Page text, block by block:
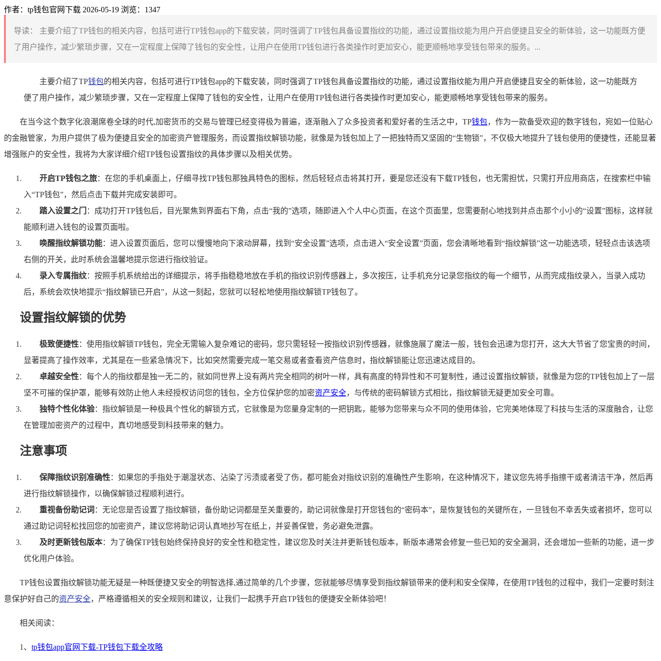
作者：tp钱包官网下载 2026-05-19 浏览：1347
导读：
主要介绍了TP钱包的相关内容，包括可进行TP钱包app的下载安装，同时强调了TP钱包具备设置指纹的功能，通过设置指纹能为用户开启便捷且安全的新体验，这一功能既方便
了用户操作，减少繁琐步骤，又在一定程度上保障了钱包的安全性，让用户在使用TP钱包进行各类操作时更加安心，能更顺畅地享受钱包带来的服务。...
主要介绍了TP钱包的相关内容，包括可进行TP钱包app的下载安装，同时强调了TP钱包具备设置指纹的功能，通过设置指纹能为用户开启便捷且安全的新体验，这一功能既方
便了用户操作，减少繁琐步骤，又在一定程度上保障了钱包的安全性，让用户在使用TP钱包进行各类操作时更加安心，能更顺畅地享受钱包带来的服务。
在当今这个数字化浪潮席卷全球的时代,加密货币的交易与管理已经变得极为普遍，逐渐融入了众多投资者和爱好者的生活之中，TP钱包，作为一款备受欢迎的数字钱包，宛如一位贴心
的金融管家，为用户提供了极为便捷且安全的加密资产管理服务，而设置指纹解锁功能，就像是为钱包加上了一把独特而又坚固的“生物锁”，不仅极大地提升了钱包使用的便捷性，还能显著
增强账户的安全性，我将为大家详细介绍TP钱包设置指纹的具体步骤以及相关优势。
开启TP钱包之旅：在您的手机桌面上，仔细寻找TP钱包那独具特色的图标，然后轻轻点击将其打开，要是您还没有下载TP钱包，也无需担忧，只需打开应用商店，在搜索栏中输
入“TP钱包”，然后点击下载并完成安装即可。
踏入设置之门
：成功打开TP钱包后，目光聚焦到界面右下角，点击“我的”选项，随即进入个人中心页面，在这个页面里，您需要耐心地找到并点击那个小小的“设置”图标，这样就
能顺利进入钱包的设置页面啦。
唤醒指纹解锁功能：进入设置页面后，您可以慢慢地向下滚动屏幕，找到“安全设置”选项，点击进入“安全设置”页面，您会清晰地看到“指纹解锁”这一功能选项，轻轻点击该选项
右侧的开关，此时系统会温馨地提示您进行指纹验证。
录入专属指纹：按照手机系统给出的详细提示，将手指稳稳地放在手机的指纹识别传感器上，多次按压，让手机充分记录您指纹的每一个细节，从而完成指纹录入，当录入成功
后，系统会欢快地提示“指纹解锁已开启”，从这一刻起，您就可以轻松地使用指纹解锁TP钱包了。
设置指纹解锁的优势
极致便捷性：使用指纹解锁TP钱包，完全无需输入复杂难记的密码，您只需轻轻一按指纹识别传感器，就像施展了魔法一般，钱包会迅速为您打开，这大大节省了您宝贵的时间，
显著提高了操作效率，尤其是在一些紧急情况下，比如突然需要完成一笔交易或者查看资产信息时，指纹解锁能让您迅速达成目的。
卓越安全性：每个人的指纹都是独一无二的，就如同世界上没有两片完全相同的树叶一样，具有高度的特异性和不可复制性，通过设置指纹解锁，就像是为您的TP钱包加上了一层
坚不可摧的保护罩，能够有效防止他人未经授权访问您的钱包，全方位保护您的加密资产安全，与传统的密码解锁方式相比，指纹解锁无疑更加安全可靠。
独特个性化体验：指纹解锁是一种极具个性化的解锁方式，它就像是为您量身定制的一把钥匙，能够为您带来与众不同的使用体验，它完美地体现了科技与生活的深度融合，让您
在管理加密资产的过程中，真切地感受到科技带来的魅力。
注意事项
保障指纹识别准确性：如果您的手指处于潮湿状态、沾染了污渍或者受了伤，都可能会对指纹识别的准确性产生影响，在这种情况下，建议您先将手指擦干或者清洁干净，然后再
进行指纹解锁操作，以确保解锁过程顺利进行。
重视备份助记词 ：无论您是否设置了指纹解锁，备份助记词都是至关重要的，助记词就像是打开您钱包的“密码本”，是恢复钱包的关键所在，一旦钱包不幸丢失或者损坏，您可以
通过助记词轻松找回您的加密资产，建议您将助记词认真地抄写在纸上，并妥善保管，务必避免泄露。
及时更新钱包版本：为了确保TP钱包始终保持良好的安全性和稳定性，建议您及时关注并更新钱包版本，新版本通常会修复一些已知的安全漏洞，还会增加一些新的功能，进一步
优化用户体验。
TP钱包设置指纹解锁功能无疑是一种既便捷又安全的明智选择,通过简单的几个步骤，您就能够尽情享受到指纹解锁带来的便利和安全保障，在使用TP钱包的过程中，我们一定要时刻注
意保护好自己的资产安全，严格遵循相关的安全规则和建议，让我们一起携手开启TP钱包的便捷安全新体验吧！
相关阅读：
1、 tp钱包app官网下载-TP钱包下载全攻略